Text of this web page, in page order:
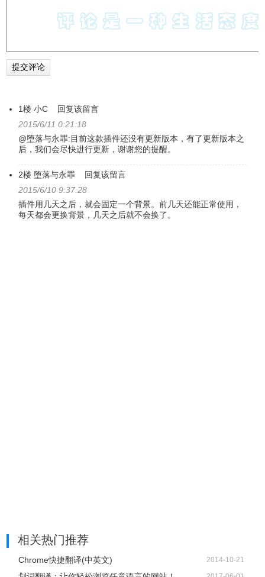
1楼小C
回复该留言
2015/6/11 0:21:18
@堕落与永罪:目前这款插件还没有更新版本，有了更新版本之
后，我们会尽快进行更新，谢谢您的提醒。
2楼 堕落与永罪
回复该留言
2015/6/10 9:37:28
插件用几天之后，就会固定一个背景。前几天还能正常使用，
每天都会更换背景，几天之后就不会换了。
相关热门推荐
Chrome快捷翻译(中英文) 2014-10-21